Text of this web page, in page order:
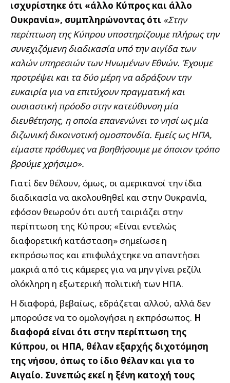
ισχυρίστηκε ότι «άλλο Κύπρος και άλλο
Ουκρανία», συμπληρώνοντας ότι «Στην
περίπτωση της Κύπρου υποστηρίζουμε πλήρως την
συνεχιζόμενη διαδικασία υπό την αιγίδα των
καλών υπηρεσιών των Ηνωμένων Εθνών. Έχουμε
προτρέψει και τα δύο μέρη να αδράξουν την
ευκαιρία για να επιτύχουν πραγματική και
ουσιαστική πρόοδο στην κατεύθυνση μία
διευθέτησης, η οποία επανενώνει το νησί ως μία
διζωνική δικοινοτική ομοσπονδία. Εμείς ως ΗΠΑ,
είμαστε πρόθυμες να βοηθήσουμε με όποιον τρόπο
βρούμε χρήσιμο».
Γιατί δεν θέλουν, όμως, οι αμερικανοί την ίδια
διαδικασία να ακολουθηθεί και στην Ουκρανία,
εφόσον θεωρούν ότι αυτή ταιριάζει στην
περίπτωση της Κύπρου; «Είναι εντελώς
διαφορετική κατάσταση» σημείωσε η
εκπρόσωπος και επιφυλάχτηκε να απαντήσει
μακριά από τις κάμερες για να μην γίνει ρεζίλι
ολόκληρη η εξωτερική πολιτική των ΗΠΑ.
Η διαφορά, βεβαίως, εδράζεται αλλού, αλλά δεν
μπορούσε να το ομολογήσει η εκπρόσωπος. Η
διαφορά είναι ότι στην περίπτωση της
Κύπρου, οι ΗΠΑ, θέλαν εξαρχής διχοτόμηση
της νήσου, όπως το ίδιο θέλαν και για το
Αιγαίο. Συνεπώς εκεί η ξένη κατοχή τους